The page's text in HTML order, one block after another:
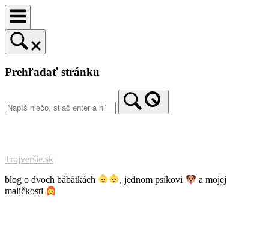
Prejsť
na
obsah
Prehľadať stránku
Trojveršie.sk
blog o dvoch bábätkách , jednom psíkovi
a mojej
maličkosti